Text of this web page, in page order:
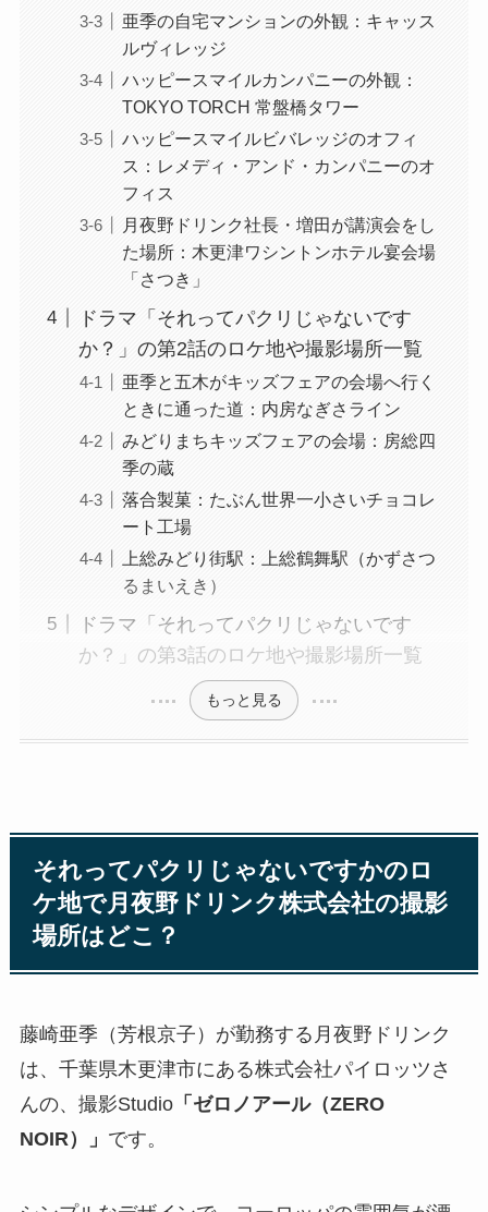
亜季の自宅マンションの外観：キャッス
ルヴィレッジ
ハッピースマイルカンパニーの外観：
TOKYO TORCH 常盤橋タワー
ハッピースマイルビバレッジのオフィ
ス：レメディ・アンド・カンパニーのオ
フィス
月夜野ドリンク社長・増田が講演会をし
た場所：木更津ワシントンホテル宴会場
「さつき」
ドラマ「それってパクリじゃないです
か？」の第2話のロケ地や撮影場所一覧
亜季と五木がキッズフェアの会場へ行く
ときに通った道：内房なぎさライン
みどりまちキッズフェアの会場：房総四
季の蔵
落合製菓：たぶん世界一小さいチョコレ
ート工場
上総みどり街駅：上総鶴舞駅（かずさつ
るまいえき）
ドラマ「それってパクリじゃないです
か？」の第3話のロケ地や撮影場所一覧
もっと見る
それってパクリじゃないですかのロ
ケ地で月夜野ドリンク株式会社の撮影
場所はどこ？
藤崎亜季（芳根京子）が勤務する月夜野ドリンク
は、千葉県木更津市にある株式会社パイロッツさ
んの、撮影Studio「ゼロノアール（ZERO
NOIR）」 です。